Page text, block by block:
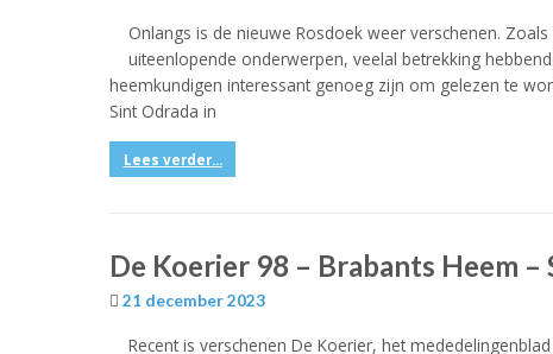
Onlangs is de nieuwe Rosdoek weer verschenen.
uiteenlopende onderwerpen, veelal betrekking
heemkundigen interessant genoeg zijn om gelezen te
Sint Odrada in
Lees verder...
De Koerier 98 – Brabants Heem
21 december 2023
Recent is verschenen De Koerier, het